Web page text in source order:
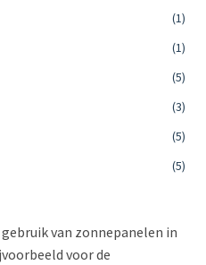
(1)
(1)
(5)
(3)
(5)
(5)
van zonnepanelen in
voor de